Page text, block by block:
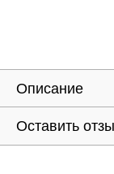
Описание
Оставить